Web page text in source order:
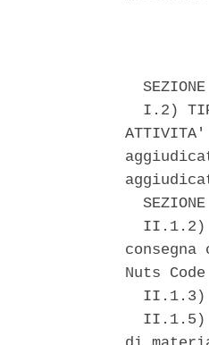
I.2)
Nuts